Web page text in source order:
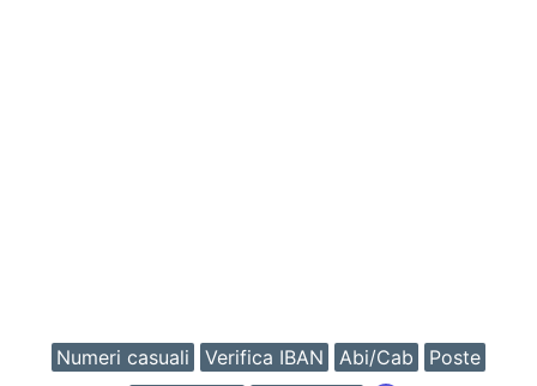
Numeri casuali Verifica IBAN Abi/Cab
Poste